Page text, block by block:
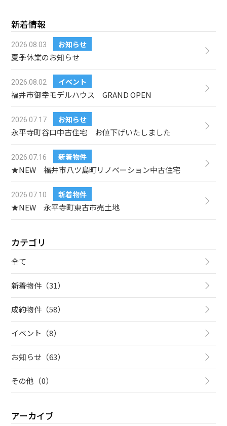
新着情報
2026.08.03 お知らせ
夏季休業のお知らせ
2026.08.02 イベント
福井市御幸モデルハウス GRAND OPEN
2026.07.17 お知らせ
永平寺町谷口中古住宅 お値下げいたしました
2026.07.16 新着物件
★NEW 福井市八ツ島町リノベーション中古住宅
2026.07.10 新着物件
★NEW 永平寺町東古市売土地
カテゴリ
全て
新着物件（31）
成約物件（58）
イベント（8）
お知らせ（63）
その他（0）
アーカイブ